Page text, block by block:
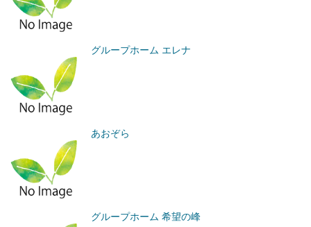
グループホーム エレナ
あおぞら
グループホーム 希望の峰